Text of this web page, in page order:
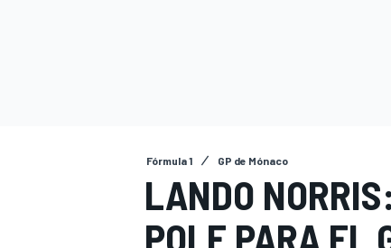
INDYCAR
Fórmula 1 GP de Mónaco
LANDO
POLE PARA EL